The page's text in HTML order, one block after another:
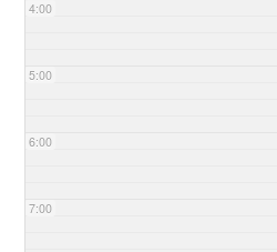
4:00
5:00
6:00
7:00